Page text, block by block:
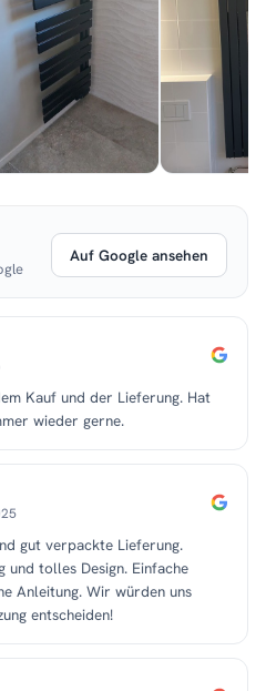
Auf Google ansehen
Kauf und der Lieferung. Hat
wieder gerne.
gut verpackte Lieferung.
und tolles Design. Einfache
Anleitung. Wir würden uns
entscheiden!